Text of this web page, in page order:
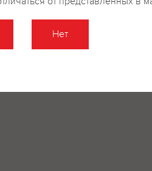
Нет